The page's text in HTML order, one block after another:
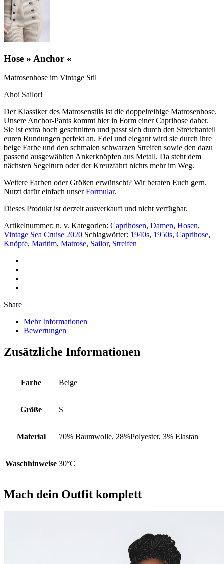
Hose » Anchor «
Matrosenhose im Vintage Stil
Ahoi Sailor!
Der Klassiker des Matrosenstils ist die doppelreihige Matrosenhose.
Unsere Anchor-Pants kommt hier in Form einer Caprihose daher.
Sie ist extra hoch geschnitten und passt sich durch den Stretchanteil
euren Rundungen perfekt an. Edel und elegant wird sie durch ihre
beige Farbe und den schmalen schwarzen Streifen sowie den dazu
passend ausgewählten Ankerknöpfen aus Metall. Da steht dem
nächsten Segelturn oder der Kreuzfahrt nichts mehr im Weg.
Weitere Farben oder Größen erwünscht? Wir beraten Euch gern.
Nutzt dafür einfach unserFormular.
Dieses Produkt ist derzeit ausverkauft und nicht verfügbar.
Artikelnummer: n. v. Kategorien: Caprihosen, Damen, Hosen,
Vintage Sea Cruise 2020 Schlagwörter: 1940s, 1950s, Caprihose,
Knöpfe, Maritim, Matrose, Sailor, Streifen
Share
Mehr Informationen
Bewertungen
Zusätzliche Informationen
Farbe Beige
Größe S
Material 70% Baumwolle, 28%Polyester, 3% Elastan
Waschhinweise 30°C
Mach dein Outfit komplett